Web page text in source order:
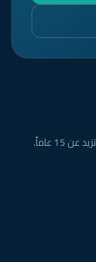
عاماً.